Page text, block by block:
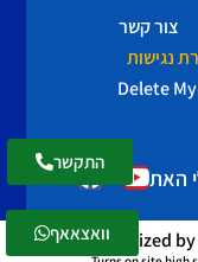
התקשר
וואצאאף
צור קשר
נגישות
Optimized